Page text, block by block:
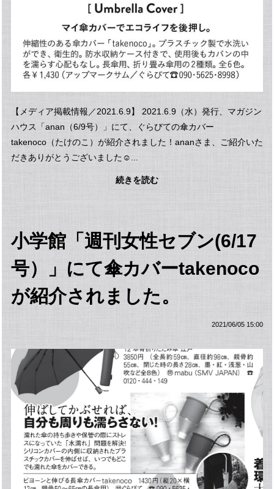
【メディア掲載情報／2021.6.9】 2021.6.9（水）発行、マガジン
ハウス「anan（6/9号）」にて、ぐらびての傘カバー
takenoco（たけのこ）が紹介されました！ananさま、ご紹介いた
だきありがとうございました☺️...
続きを読む
小学館「週刊女性セブン(6/17
号）」にて傘カバーtakenoco
が紹介されました。
2021/06/05 15:00